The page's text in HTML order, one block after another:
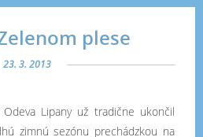
plese
23. 3. 2013
Odeva Lipany už tradične ukončil
zimnú sezónu prechádzkou na